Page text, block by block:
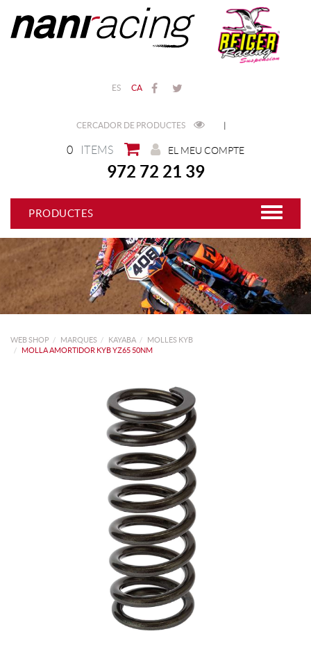
ES CA
CERCADOR DE PRODUCTES |
0 ITEMS EL MEU COMPTE
972 72 21 39
PRODUCTES
WEB SHOP MARQUES KAYABA
MOLLES KYB
MOLLA AMORTIDOR KYB YZ65 50NM